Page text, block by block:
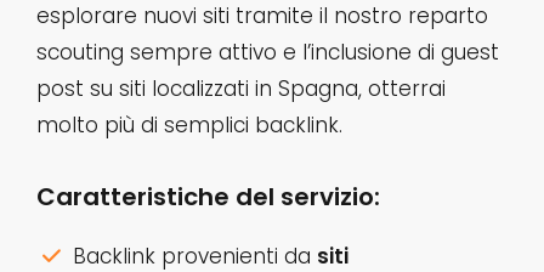
esplorare nuovi siti tramite il nostro reparto
scouting sempre attivo e l’inclusione di guest
post su siti localizzati in Spagna, otterrai
molto più di semplici backlink.
Caratteristiche del servizio:
Backlink provenienti da siti